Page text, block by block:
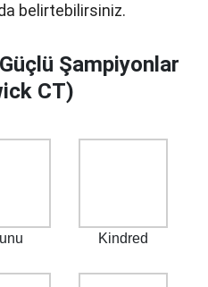
belirtebilirsiniz.
Şampiyonlar
CT)
Kindred